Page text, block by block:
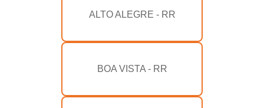
ALTO ALEGRE - RR
BOA VISTA - RR